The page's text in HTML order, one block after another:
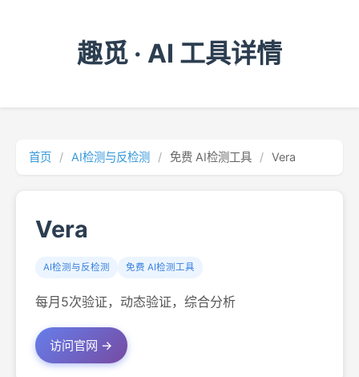
趣觅 · AI 工具详情
首页 / AI检测与反检测 / 免费 AI检测工具 / Vera
Vera
AI检测与反检测 免费 AI检测工具
每月5次验证，动态验证，综合分析
访问官网 →